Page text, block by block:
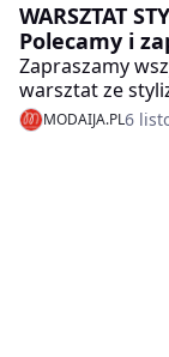
WARSZTAT
Polecamy i
Zapraszamy
warsztat ze
MODAIJA.PL6